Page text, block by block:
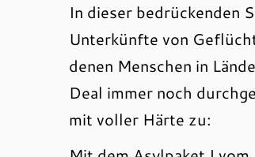
In dieser bedrückenden
Unterkünfte von
denen Menschen in
Deal immer noch
mit voller Härte zu: